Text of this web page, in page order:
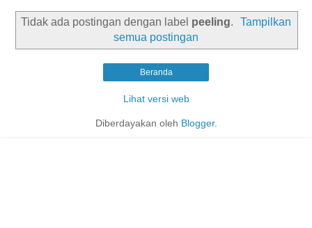
Tidak ada postingan dengan label peeling.
Tampilkan
semua postingan
Beranda
Lihat versi web
Diberdayakan oleh Blogger.